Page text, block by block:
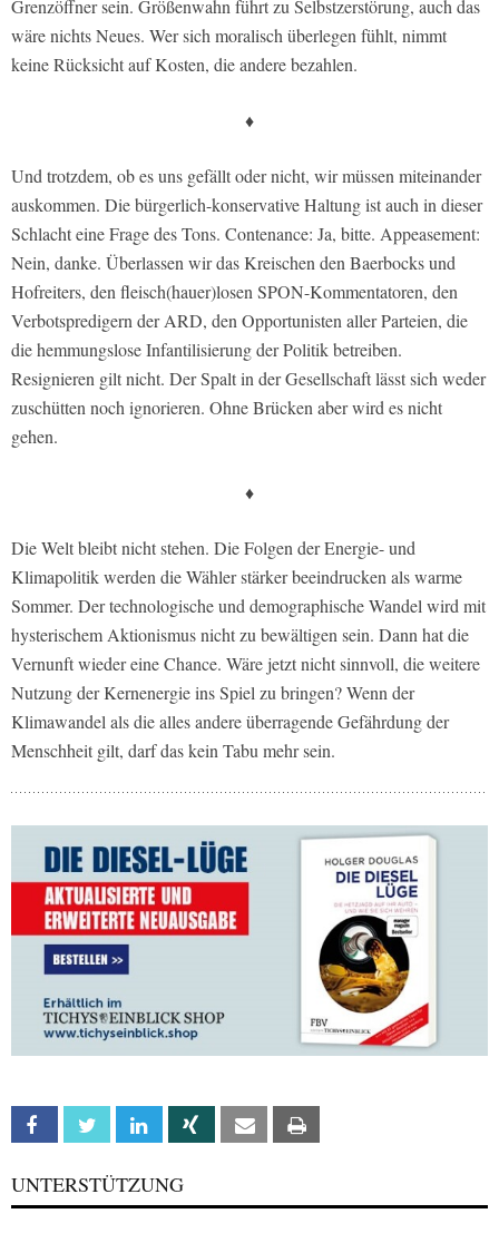
Grenzöffner sein. Größenwahn führt zu Selbstzerstörung, auch das
wäre nichts Neues. Wer sich moralisch überlegen fühlt, nimmt
keine Rücksicht auf Kosten, die andere bezahlen.
♦
Und trotzdem, ob es uns gefällt oder nicht, wir müssen miteinander
auskommen. Die bürgerlich-konservative Haltung ist auch in dieser
Schlacht eine Frage des Tons. Contenance: Ja, bitte. Appeasement:
Nein, danke. Überlassen wir das Kreischen den Baerbocks und
Hofreiters, den fleisch(hauer)losen SPON-Kommentatoren, den
Verbotspredigern der ARD, den Opportunisten aller Parteien, die
die hemmungslose Infantilisierung der Politik betreiben.
Resignieren gilt nicht. Der Spalt in der Gesellschaft lässt sich weder
zuschütten noch ignorieren. Ohne Brücken aber wird es nicht
gehen.
♦
Die Welt bleibt nicht stehen. Die Folgen der Energie- und
Klimapolitik werden die Wähler stärker beeindrucken als warme
Sommer. Der technologische und demographische Wandel wird mit
hysterischem Aktionismus nicht zu bewältigen sein. Dann hat die
Vernunft wieder eine Chance. Wäre jetzt nicht sinnvoll, die weitere
Nutzung der Kernenergie ins Spiel zu bringen? Wenn der
Klimawandel als die alles andere überragende Gefährdung der
Menschheit gilt, darf das kein Tabu mehr sein.
Facebook Twitter Linkedin Xing Email
UNTERSTÜTZUNG